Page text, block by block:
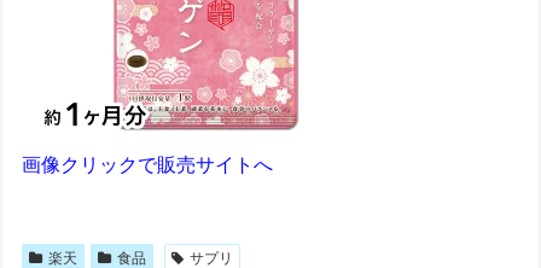
画像クリックで販売サイトへ
楽天 食品 サプリ